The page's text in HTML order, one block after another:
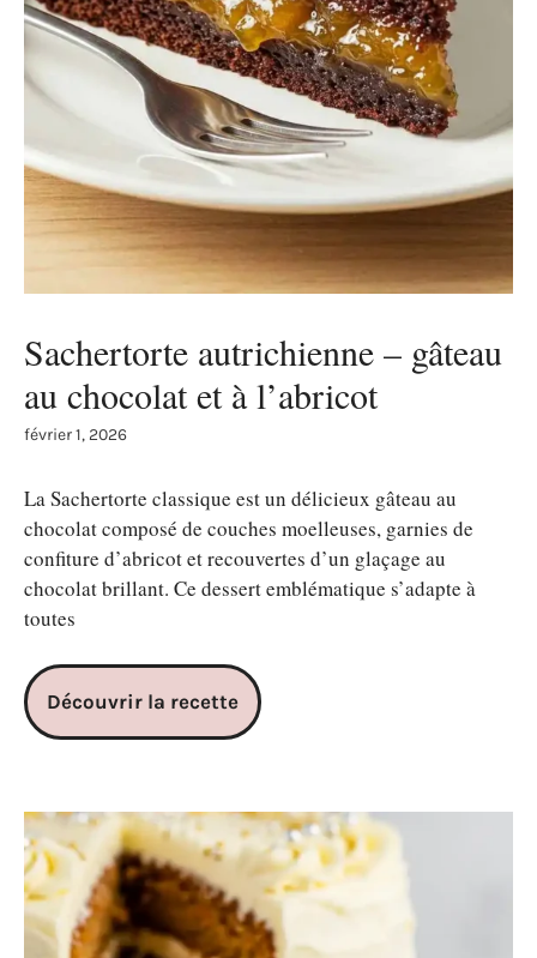
Sachertorte autrichienne – gâteau
au chocolat et à l’abricot
février 1, 2026
La Sachertorte classique est un délicieux gâteau au
chocolat composé de couches moelleuses, garnies de
confiture d’abricot et recouvertes d’un glaçage au
chocolat brillant. Ce dessert emblématique s’adapte à
toutes
Découvrir la recette